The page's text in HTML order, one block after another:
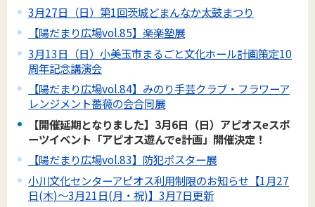
3月27日（日）第1回茨城どまんなか太鼓まつり
【陽だまり広場vol.85】楽楽塾展
3月13日（日）小美玉市まるごと文化ホール計画策定10
周年記念講演会
【陽だまり広場vol.84】みのり手芸クラブ・フラワーア
レンジメント薔薇の会合同展
【開催延期となりました】3月6日（日）アピオスeスポ
ーツイベント「アピオス遊んでe計画」開催決定！
【陽だまり広場vol.83】防犯ポスター展
小川文化センターアピオス利用制限のお知らせ【1月27
日(木)～3月21日(月・祝)】3月7日更新